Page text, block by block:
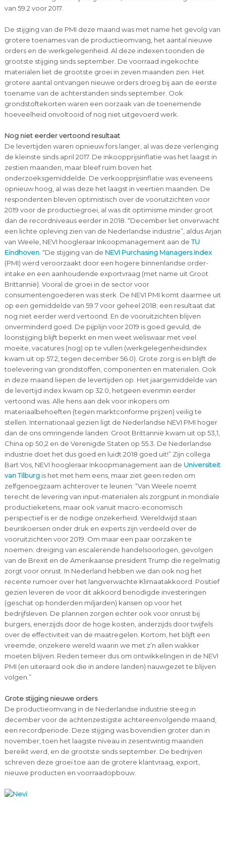
van 59.2 voor 2017.
De stijging van de PMI deze maand was met name het gevolg van
grotere toenames van de productieomvang, het aantal nieuwe
orders en de werkgelegenheid. Al deze indexen toonden de
grootste stijging sinds september. De voorraad ingekochte
materialen liet de grootste groei in zeven maanden zien. Het
grotere aantal ontvangen nieuwe orders droeg bij aan de eerste
toename van de achterstanden sinds september. Ook
grondstoftekorten waren een oorzaak van de toenemende
hoeveelheid onvoltooid of nog niet uitgevoerd werk.
Nog niet eerder vertoond resultaat
De levertijden waren opnieuw fors langer, al was deze verlenging
de kleinste sinds april 2017. De inkoopprijsinflatie was het laagst in
zestien maanden, maar bleef ruim boven het
onderzoeksgemiddelde. De verkoopprijsinflatie was eveneens
opnieuw hoog, al was deze het laagst in veertien maanden. De
respondenten bleven optimistisch over de vooruitzichten voor
2019 voor de productiegroei, al was dit optimisme minder groot
dan de recordniveaus eerder in 2018. “December liet onverwacht
een lichte opleving zien van de Nederlandse industrie”, aldus Arjan
van Weele, NEVI hoogleraar Inkoopmanagement aan deTU
Eindhoven. “De stijging van de NEVI Purchasing Managers Index
(PMI) werd veroorzaakt door een hogere binnenlandse order-
intake en een aanhoudende exportvraag (met name uit Groot
Brittannië). Vooral de groei in de sector voor
consumentengoederen was sterk. De NEVI PMI komt daarmee uit
op een gemiddelde van 59.7 voor geheel 2018; een resultaat dat
nog niet eerder werd vertoond. En de vooruitzichten blijven
onverminderd goed. De pijplijn voor 2019 is goed gevuld, de
loonstijging blijft beperkt en men weet weliswaar met veel
moeite, vacatures (nog) op te vullen (werkgelegenheidsindex
kwam uit op 57.2, tegen december 56.0). Grote zorg is en blijft de
toelevering van grondstoffen, componenten en materialen. Ook
in deze maand liepen de levertijden op. Het jaargemiddelde van
de levertijd index kwam op 32.0, hetgeen evenmin eerder
vertoond was. Alle hens aan dek voor inkopers om
materiaalbehoeften (tegen marktconforme prijzen) veilig te
stellen. Internationaal gezien ligt de Nederlandse NEVI PMI hoger
dan de ons omringende landen: Groot Brittannië kwam uit op 53,1,
China op 50,2 en de Verenigde Staten op 55.3. De Nederlandse
industrie doet het dus goed en luidt 2018 goed uit!” Zijn collega
Bart Vos, NEVI hoogleraar Inkoopmanagement aan de Universiteit
van Tilburgis het met hem eens, maar ziet geen reden om
zelfgenoegzaam achterover te leunen: “Van Weele noemt
terecht de levering van input-materialen als zorgpunt in mondiale
productieketens, maar ook vanuit macro-economisch
perspectief is er de nodige onzekerheid. Wereldwijd staan
beurskoersen onder druk en experts zijn verdeeld over de
vooruitzichten voor 2019. Om maar een paar oorzaken te
noemen: dreiging van escalerende handelsoorlogen, gevolgen
van de Brexit en de Amerikaanse president Trump die regelmatig
zorgt voor onrust. In Nederland hebben we dan ook nog het
recente rumoer over het langverwachte Klimaatakkoord. Positief
gezien leveren de voor dit akkoord benodigde investeringen
(geschat op honderden miljarden) kansen op voor het
bedrijfsleven. De plannen zorgen echter ook voor onrust bij
burgers, enerzijds door de hoge kosten, anderzijds door twijfels
over de effectiviteit van de maatregelen. Kortom, het blijft een
vreemde, onzekere wereld waarin we met z’n allen wakker
moeten blijven. Reden temeer dus om ontwikkelingen in de NEVI
PMI (en uiteraard ook die in andere landen) nauwgezet te blijven
volgen.”
Grote stijging nieuwe orders
De productieomvang in de Nederlandse industrie steeg in
december voor de achtenzestigste achtereenvolgende maand,
een recordperiode. Deze stijging was bovendien groter dan in
november, toen het laagste niveau in zesentwintig maanden
bereikt werd, en de grootste sinds september. De bedrijven
schreven deze groei toe aan de grotere klantvraag, export,
nieuwe producten en voorraadopbouw.